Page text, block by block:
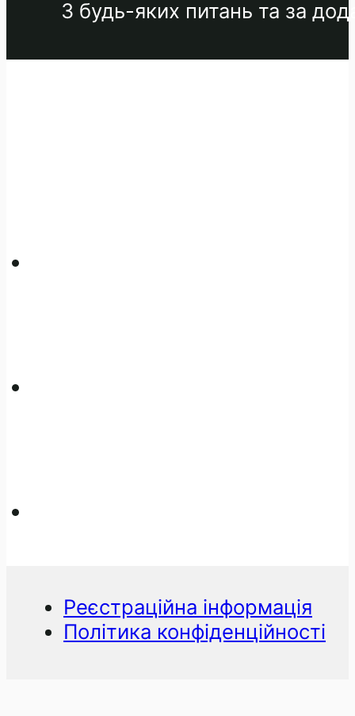
З будь-яких питань та за
Реєстраційна інформація
Політика конфіденційності